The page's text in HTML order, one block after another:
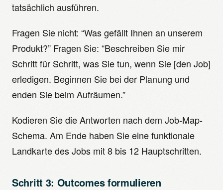
tatsächlich ausführen.
Fragen Sie nicht: “Was gefällt Ihnen an unserem
Produkt?” Fragen Sie: “Beschreiben Sie mir
Schritt für Schritt, was Sie tun, wenn Sie [den Job]
erledigen. Beginnen Sie bei der Planung und
enden Sie beim Aufräumen.”
Kodieren Sie die Antworten nach dem Job-Map-
Schema. Am Ende haben Sie eine funktionale
Landkarte des Jobs mit 8 bis 12 Hauptschritten.
Schritt 3: Outcomes formulieren